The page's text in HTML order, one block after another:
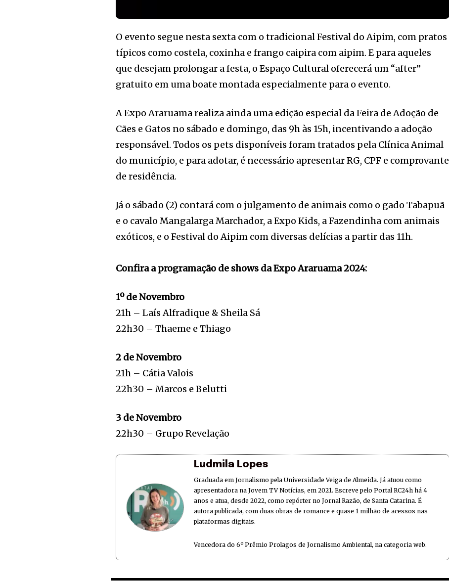
O evento segue nesta sexta com o tradicional Festival do Aipim, com pratos
típicos como costela, coxinha e frango caipira com aipim. E para aqueles
que desejam prolongar a festa, o Espaço Cultural oferecerá um “after”
gratuito em uma boate montada especialmente para o evento.
A Expo Araruama realiza ainda uma edição especial da Feira de Adoção de
Cães e Gatos no sábado e domingo, das 9h às 15h, incentivando a adoção
responsável. Todos os pets disponíveis foram tratados pela Clínica Animal
do município, e para adotar, é necessário apresentar RG, CPF e comprovante
de residência.
Já o sábado (2) contará com o julgamento de animais como o gado Tabapuã
e o cavalo Mangalarga Marchador, a Expo Kids, a Fazendinha com animais
exóticos, e o Festival do Aipim com diversas delícias a partir das 11h.
Confira a programação de shows da Expo Araruama 2024:
1º de Novembro
21h – Laís Alfradique & Sheila Sá
22h30 – Thaeme e Thiago
2 de Novembro
21h – Cátia Valois
22h30 – Marcos e Belutti
3 de Novembro
22h30 – Grupo Revelação
Ludmila Lopes
Graduada em Jornalismo pela Universidade Veiga de Almeida. Já atuou como
apresentadora na Jovem TV Notícias, em 2021. Escreve pelo Portal RC24h há 4
anos e atua, desde 2022, como repórter no Jornal Razão, de Santa Catarina. É
autora publicada, com duas obras de romance e quase 1 milhão de acessos nas
plataformas digitais.
Vencedora do 6º Prêmio Prolagos de Jornalismo Ambiental, na categoria web.